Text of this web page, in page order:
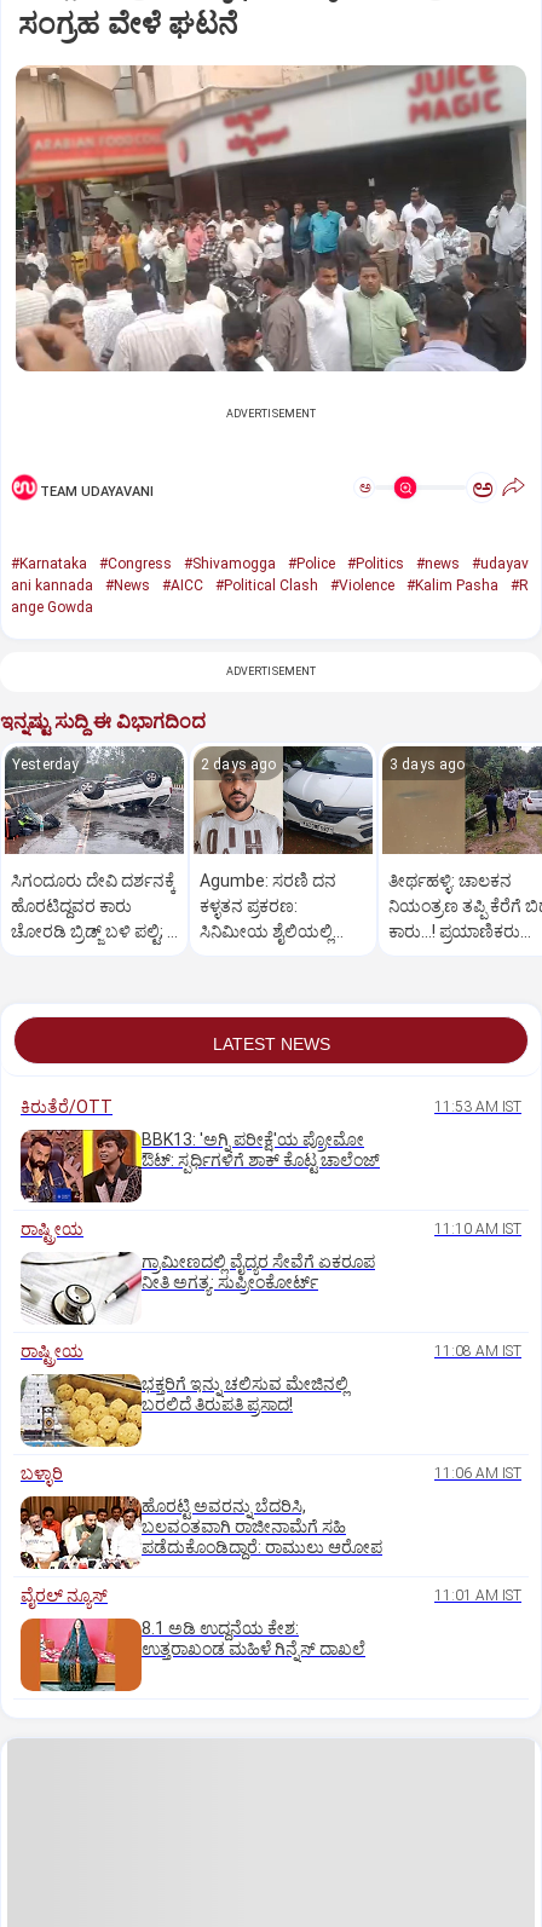
ಸಂಗ್ರಹ ವೇಳೆ ಘಟನೆ
ADVERTISEMENT
TEAM UDAYAVANI ಅ ಅ
#Karnataka #Congress #Shivamogga #Police #Politics #news
#udayav
ani kannada
#News #AICC #Political Clash #Violence #Kalim Pasha
#R
ange Gowda
ADVERTISEMENT
ಇನ್ನಷ್ಟು ಸುದ್ದಿ ಈ ವಿಭಾಗದಿಂದ
Yesterday
ಸಿಗಂದೂರು ದೇವಿ ದರ್ಶನಕ್ಕೆ
ಹೊರಟಿದ್ದವರ ಕಾರು
ಚೋರಡಿ ಬ್ರಿಡ್ಜ್ ಬಳಿ ಪಲ್ಟಿ; 6
2 days ago
Agumbe: ಸರಣಿ ದನ
ಕಳ್ಳತನ ಪ್ರಕರಣ:
ಸಿನಿಮೀಯ ಶೈಲಿಯಲ್ಲಿ
3 days ago
ತೀರ್ಥಹಳ್ಳಿ: ಚಾಲಕನ
ನಿಯಂತ್ರಣ ತಪ್ಪಿ ಕೆರೆಗೆ
ಕಾರು...! ಪ್ರಯಾಣಿಕರು
LATEST NEWS
ಕಿರುತೆರೆ/OTT 11:53 AM IST
BBK13: 'ಅಗ್ನಿ ಪರೀಕ್ಷೆ'ಯ ಪ್ರೋಮೋ
ಔಟ್: ಸ್ಪರ್ಧಿಗಳಿಗೆ ಶಾಕ್ ಕೊಟ್ಟ ಚಾಲೆಂಜ್
ರಾಷ್ಟ್ರೀಯ 11:10 AM IST
ಗ್ರಾಮೀಣದಲ್ಲಿ ವೈದ್ಯರ ಸೇವೆಗೆ ಏಕರೂಪ
ನೀತಿ ಅಗತ್ಯ: ಸುಪ್ರೀಂಕೋರ್ಟ್‌
ರಾಷ್ಟ್ರೀಯ 11:08 AM IST
ಭಕ್ತರಿಗೆ ಇನ್ನು ಚಲಿಸುವ ಮೇಜಿನಲ್ಲಿ
ಬರಲಿದೆ ತಿರುಪತಿ ಪ್ರಸಾದ!
ಬಳ್ಳಾರಿ 11:06 AM IST
ಹೊರಟ್ಟಿ ಅವರನ್ನು ಬೆದರಿಸಿ,
ಬಲವಂತವಾಗಿ ರಾಜೀನಾಮೆಗೆ ಸಹಿ
ಪಡೆದುಕೊಂಡಿದ್ದಾರೆ: ರಾಮುಲು ಆರೋಪ
ವೈರಲ್ ನ್ಯೂಸ್ 11:01 AM IST
8.1 ಅಡಿ ಉದ್ದನೆಯ ಕೇಶ:
ಉತ್ತರಾಖಂಡ ಮಹಿಳೆ ಗಿನ್ನೆಸ್‌ ದಾಖಲೆ